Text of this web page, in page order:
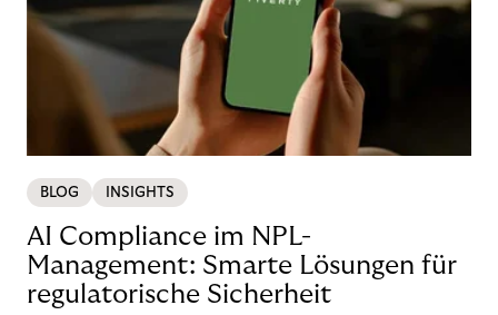
BLOG INSIGHTS
AI Compliance im NPL-
Management: Smarte Lösungen für
regulatorische Sicherheit